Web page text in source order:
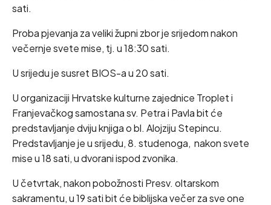
sati.
Proba pjevanja za veliki župni zbor je srijedom nakon
večernje svete mise, tj. u 18:30 sati.
U srijedu je susret BIOS-a u 20 sati.
U organizaciji Hrvatske kulturne zajednice Troplet i
Franjevačkog samostana sv. Petra i Pavla bit će
predstavljanje dviju knjiga o bl. Alojziju Stepincu.
Predstavljanje je u srijedu, 8. studenoga, nakon svete
mise u 18 sati, u dvorani ispod zvonika.
U četvrtak, nakon pobožnosti Presv. oltarskom
sakramentu, u 19 sati bit će biblijska večer za sve one